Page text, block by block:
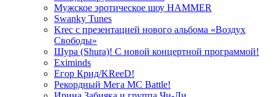
Мужское эротическое шоу HAMMER
Swanky Tunes
Krec с презентацией нового альбома «Воздух
Свободы»
Шура (Shura)! С новой концертной программой!
Eximinds
Егор Крид/KReeD!
Рекордный Мега МС Battle!